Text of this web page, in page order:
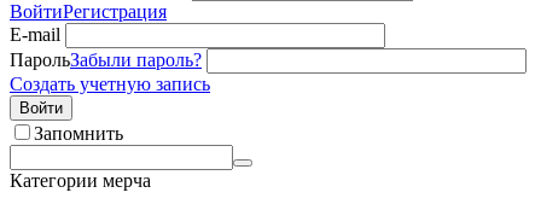
ВойтиРегистрация
E-mail
ПарольЗабыли пароль?
Создать учетную запись
Войти
Запомнить
Категории мерча